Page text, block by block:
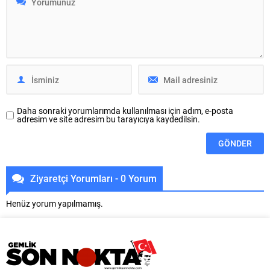
coşkulu bir törenle hizmete açıldı.
proje kontrolü ve proje düzeltme
Daha sonraki yorumlarımda kullanılması için adım, e-posta
adresim ve site adresim bu tarayıcıya kaydedilsin.
Ziyaretçi Yorumları - 0 Yorum
Henüz yorum yapılmamış.